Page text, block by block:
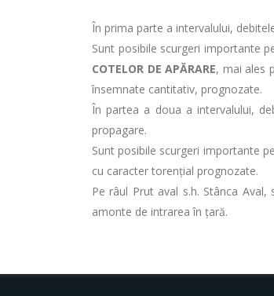
În prima parte a intervalului,
Sunt posibile scurgeri importante
COTELOR DE APĂRARE, mai ales
însemnate cantitativ, prognozate.
În partea a doua a intervalului,
propagare.
Sunt posibile scurgeri importante
cu caracter torențial prognozate.
Pe râul Prut aval s.h. Stânca Aval,
amonte de intrarea în ţară.